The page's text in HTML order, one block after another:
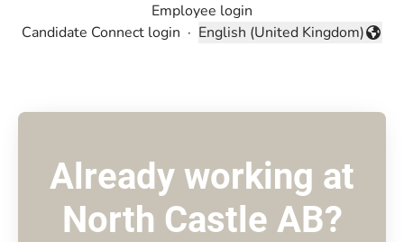
Employee login
Candidate Connect login · Change language
English (United Kingdom)
Already working at
North Castle AB?